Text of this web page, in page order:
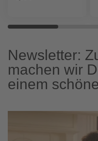
Newsletter:
machen wir
einem